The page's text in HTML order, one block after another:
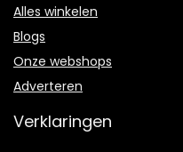
Alles winkelen
Blogs
Onze webshops
Adverteren
Verklaringen